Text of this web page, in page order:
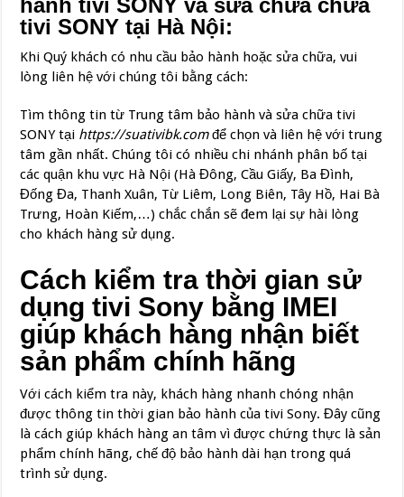
hành tivi SONY và sửa chữa chữa
tivi SONY tại Hà Nội:
Khi Quý khách có nhu cầu bảo hành hoặc sửa chữa, vui
lòng liên hệ với chúng tôi bằng cách:
Tìm thông tin từ Trung tâm bảo hành và sửa chữa tivi
SONY tại https://suativibk.comđể chọn và liên hệ với trung
tâm gần nhất. Chúng tôi có nhiều chi nhánh phân bố tại
các quận khu vực Hà Nội (Hà Đông, Cầu Giấy, Ba Đình,
Đống Đa, Thanh Xuân, Từ Liêm, Long Biên, Tây Hồ, Hai Bà
Trưng, Hoàn Kiếm,…) chắc chắn sẽ đem lại sự hài lòng
cho khách hàng sử dụng.
Cách kiểm tra thời gian sử
dụng tivi Sony bằng IMEI
giúp khách hàng nhận biết
sản phẩm chính hãng
Với cách kiểm tra này, khách hàng nhanh chóng nhận
được thông tin thời gian bảo hành của tivi Sony. Đây cũng
là cách giúp khách hàng an tâm vì được chứng thực là sản
phẩm chính hãng, chế độ bảo hành dài hạn trong quá
trình sử dụng.